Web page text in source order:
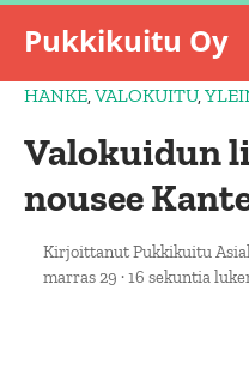
Pukkikuitu Oy
HANKE,VALOKUITU,
Valokuidun
nousee
KirjoittanutPukkikuitu
marras 29 ·16 sekuntia